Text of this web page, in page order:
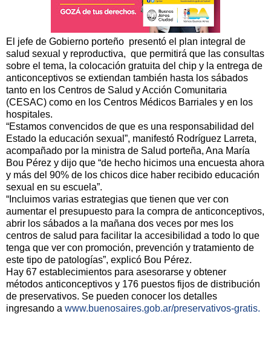
El jefe de Gobierno porteño presentó el plan integral de
salud sexual y reproductiva, que permitirá que las consultas
sobre el tema, la colocación gratuita del chip y la entrega de
anticonceptivos se extiendan también hasta los sábados
tanto en los Centros de Salud y Acción Comunitaria
(CESAC) como en los Centros Médicos Barriales y en los
hospitales.
“Estamos convencidos de que es una responsabilidad del
Estado la educación sexual”, manifestó Rodríguez Larreta,
acompañado por la ministra de Salud porteña, Ana María
Bou Pérez y dijo que “de hecho hicimos una encuesta ahora
y más del 90% de los chicos dice haber recibido educación
sexual en su escuela”.
“Incluimos varias estrategias que tienen que ver con
aumentar el presupuesto para la compra de anticonceptivos,
abrir los sábados a la mañana dos veces por mes los
centros de salud para facilitar la accesibilidad a todo lo que
tenga que ver con promoción, prevención y tratamiento de
este tipo de patologías”, explicó Bou Pérez.
Hay 67 establecimientos para asesorarse y obtener
métodos anticonceptivos y 176 puestos fijos de distribución
de preservativos. Se pueden conocer los detalles
ingresando a www.buenosaires.gob.ar/preservativos-gratis.